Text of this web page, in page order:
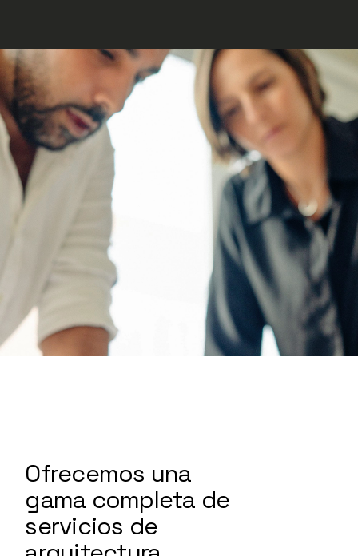
Ofrecemos una
gama completa de
servicios de